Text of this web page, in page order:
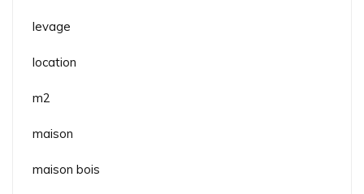
levage
location
m2
maison
maison bois